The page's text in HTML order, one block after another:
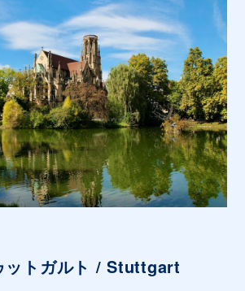
ットガルト / Stuttgart